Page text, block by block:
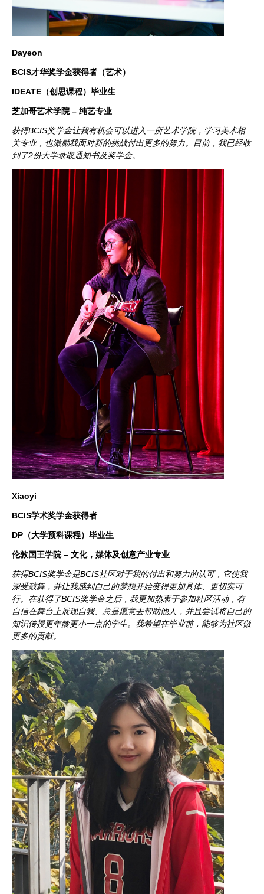
Dayeon
BCIS才华奖学金获得者（艺术）
IDEATE（创思课程）毕业生
芝加哥艺术学院 – 纯艺专业
获得BCIS奖学金让我有机会可以进入一所艺术学院，学习美术相
关专业，也激励我面对新的挑战付出更多的努力。目前，我已经收
到了2份大学录取通知书及奖学金。
Xiaoyi
BCIS学术奖学金获得者
DP（大学预科课程）毕业生
伦敦国王学院 – 文化，媒体及创意产业专业
获得BCIS奖学金是BCIS社区对于我的付出和努力的认可，它使我
深受鼓舞，并让我感到自己的梦想开始变得更加具体、更切实可
行。在获得了BCIS奖学金之后，我更加热衷于参加社区活动，有
自信在舞台上展现自我、总是愿意去帮助他人，并且尝试将自己的
知识传授更年龄更小一点的学生。我希望在毕业前，能够为社区做
更多的贡献。